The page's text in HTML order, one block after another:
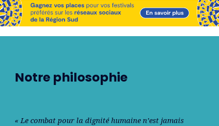
Notre philosophie
« Le combat pour la dignité humaine n’est jamais